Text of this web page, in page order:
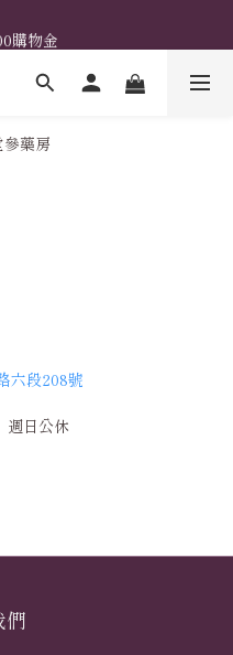
購物金
𖧧  馬上挑選禮盒款式 ➤
六段208號
週日公休
們